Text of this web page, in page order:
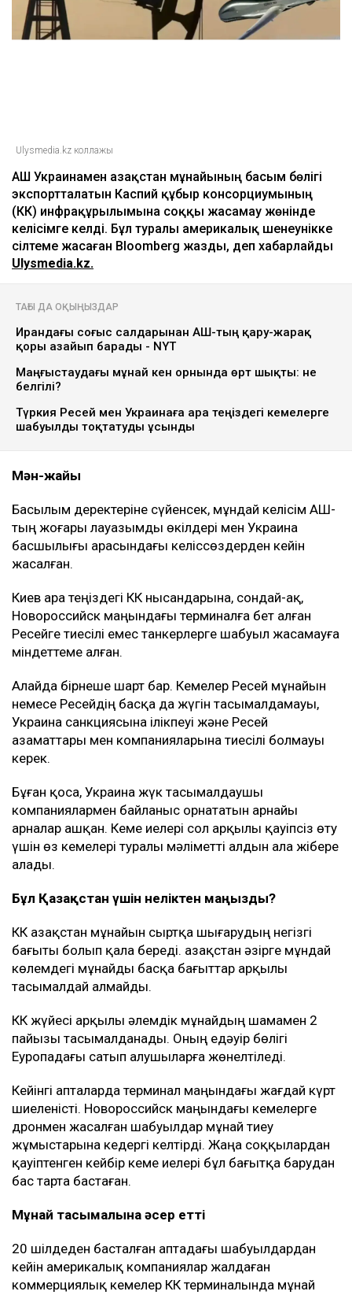
Ulysmedia.kz коллажы
АҚШ Украинамен Қазақстан мұнайының басым бөлігі
экспортталатын Каспий құбыр консорциумының
(КҚК) инфрақұрылымына соққы жасамау жөнінде
келісімге келді. Бұл туралы америкалық шенеунікке
сілтеме жасаған Bloomberg жазды, деп хабарлайды
Ulysmedia.kz.
ТАҒЫ ДА ОҚЫҢЫЗДАР
Ирандағы соғыс салдарынан АҚШ-тың қару-жарақ
қоры азайып барады - NYT
Маңғыстаудағы мұнай кен орнында өрт шықты: не
белгілі?
Түркия Ресей мен Украинаға Қара теңіздегі кемелерге
шабуылды тоқтатуды ұсынды
Мән-жайы
Басылым деректеріне сүйенсек, мұндай келісім АҚШ-
тың жоғары лауазымды өкілдері мен Украина
басшылығы арасындағы келіссөздерден кейін
жасалған.
Киев Қара теңіздегі КҚК нысандарына, сондай-ақ,
Новороссийск маңындағы терминалға бет алған
Ресейге тиесілі емес танкерлерге шабуыл жасамауға
міндеттеме алған.
Алайда бірнеше шарт бар. Кемелер Ресей мұнайын
немесе Ресейдің басқа да жүгін тасымалдамауы,
Украина санкциясына ілікпеуі және Ресей
азаматтары мен компанияларына тиесілі болмауы
керек.
Бұған қоса, Украина жүк тасымалдаушы
компаниялармен байланыс орнататын арнайы
арналар ашқан. Кеме иелері сол арқылы қауіпсіз өту
үшін өз кемелері туралы мәліметті алдын ала жібере
алады.
Бұл Қазақстан үшін неліктен маңызды?
КҚК Қазақстан мұнайын сыртқа шығарудың негізгі
бағыты болып қала береді. Қазақстан әзірге мұндай
көлемдегі мұнайды басқа бағыттар арқылы
тасымалдай алмайды.
КҚК жүйесі арқылы әлемдік мұнайдың шамамен 2
пайызы тасымалданады. Оның едәуір бөлігі
Еуропадағы сатып алушыларға жөнелтіледі.
Кейінгі апталарда терминал маңындағы жағдай күрт
шиеленісті. Новороссийск маңындағы кемелерге
дронмен жасалған шабуылдар мұнай тиеу
жұмыстарына кедергі келтірді. Жаңа соққылардан
қауіптенген кейбір кеме иелері бұл бағытқа барудан
бас тарта бастаған.
Мұнай тасымалына әсер етті
20 шілдеден басталған аптадағы шабуылдардан
кейін америкалық компаниялар жалдаған
коммерциялық кемелер КҚК терминалында мұнай